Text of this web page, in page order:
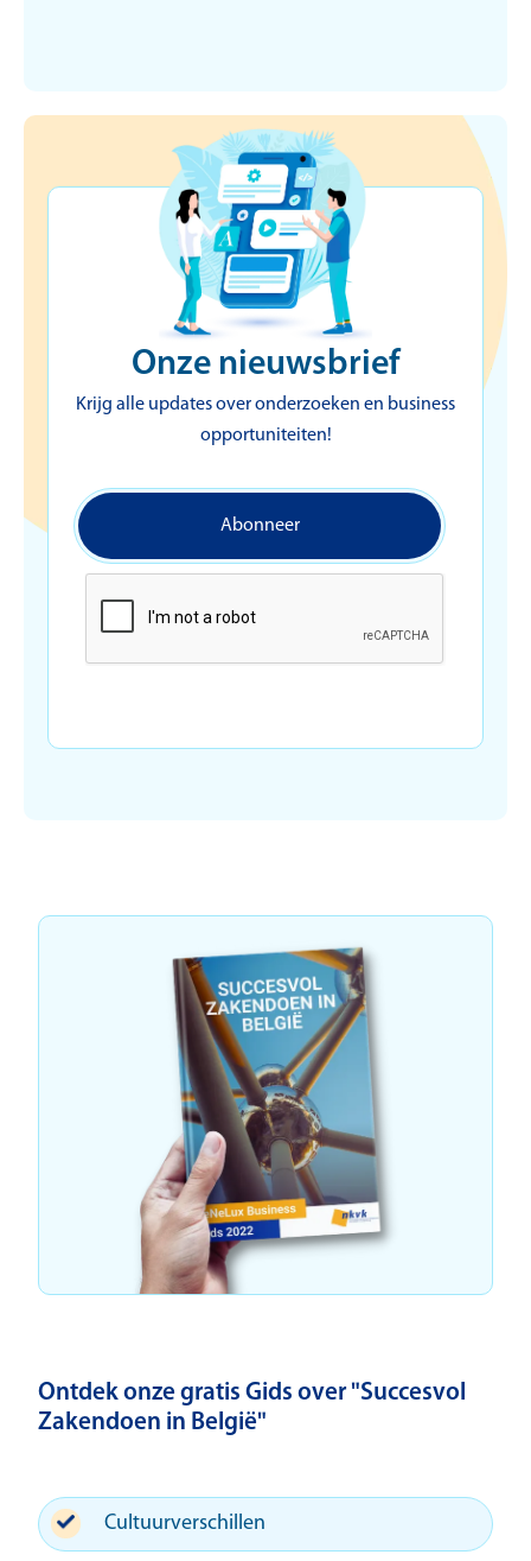
Onze nieuwsbrief
Krijg alle updates over onderzoeken en business
opportuniteiten!
Ontdek onze gratis Gids over "Succesvol
Zakendoen in België"
Cultuurverschillen